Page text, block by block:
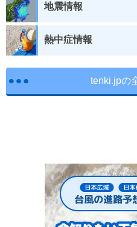
地震情報
熱中症情報
tenki.jpの